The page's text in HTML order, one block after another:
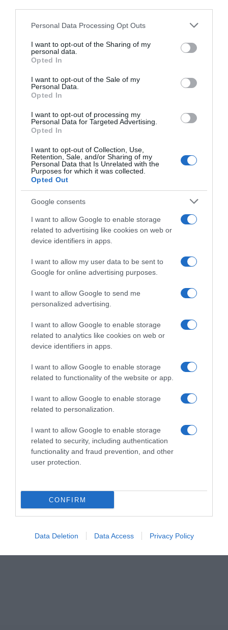
Please note that this website/app uses one or more Google
not limited to your visit or usage behaviour. You may click to
grant or deny consent to Google and its third-party tags to
use your data for below specified purposes in below Google
consent section.
Personal Data Processing Opt Outs
I want to opt-out of the Sharing of my
personal data.
Opted In
I want to opt-out of the Sale of my
Personal Data.
Opted In
I want to opt-out of processing my
Personal Data for Targeted Advertising.
Opted In
I want to opt-out of Collection, Use,
Retention, Sale, and/or Sharing of my
Personal Data that Is Unrelated with the
Purposes for which it was collected.
Opted Out
Google consents
I want to allow Google to enable storage
related to advertising like cookies on web or
device identifiers in apps.
I want to allow my user data to be sent to
Google for online advertising purposes.
I want to allow Google to send me
personalized advertising.
I want to allow Google to enable storage
related to analytics like cookies on web or
device identifiers in apps.
I want to allow Google to enable storage
related to functionality of the website or app.
I want to allow Google to enable storage
related to personalization.
I want to allow Google to enable storage
related to security, including authentication
functionality and fraud prevention, and other
user protection.
CONFIRM
Data Deletion Data Access Privacy Policy
επίκεντρο η ακρίβεια και η καθημερινότητα
Χαλκίδα: Στον ανακριτή σήμερα οι
οι παράνομες δοσοληψίες
Προσθήκη ως προτεινόμενη
πηγή στην Google
Ακολούθησε το debater.gr στο
Google News
και μάθετε πρώτοι όλες τις ειδήσεις
SELF TEST ΑΣΤΥΝΟΜΙΑ
ΔΙΑΦΗΜΙΣΗ
ΣΧΟΛΙΑ